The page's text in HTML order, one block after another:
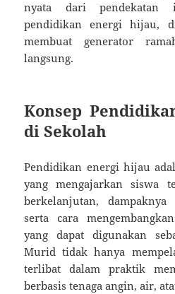
nyata dari pendekatan
pendidikan energi hijau,
membuat generator
langsung.
Konsep
di Sekolah
Pendidikan energi hijau
yang mengajarkan siswa
berkelanjutan,
serta cara
yang dapat digunakan
Murid tidak hanya
terlibat dalam praktik
berbasis tenaga angin, air,